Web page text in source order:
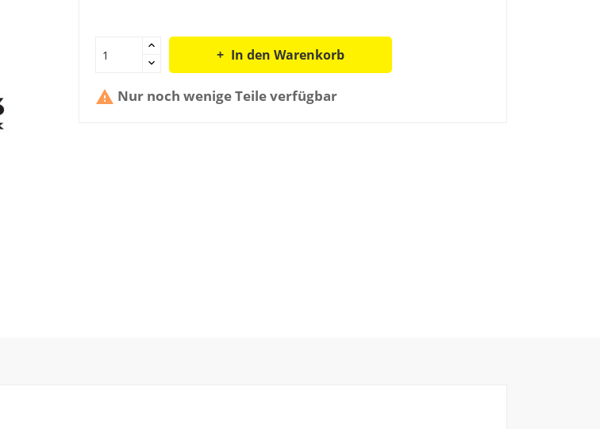
In den Warenkorb
 Nur noch wenige Teile verfügbar